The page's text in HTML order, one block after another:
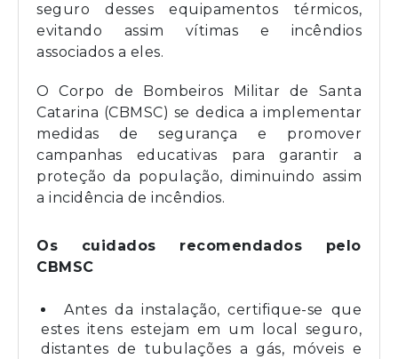
seguro desses equipamentos térmicos,
evitando assim vítimas e incêndios
associados a eles.
O Corpo de Bombeiros Militar de Santa
Catarina (CBMSC) se dedica a implementar
medidas de segurança e promover
campanhas educativas para garantir a
proteção da população, diminuindo assim
a incidência de incêndios.
Os cuidados recomendados pelo
CBMSC
Antes da instalação, certifique-se que
estes itens estejam em um local seguro,
distantes de tubulações a gás, móveis e